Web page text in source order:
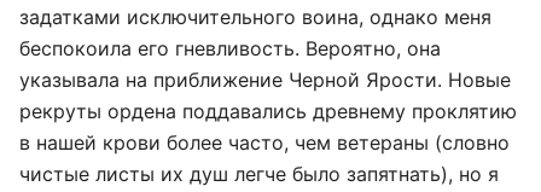
задатками исключительного воина, однако меня
беспокоила его гневливость. Вероятно, она
указывала на приближение Черной Ярости. Новые
рекруты ордена поддавались древнему проклятию
в нашей крови более часто, чем ветераны (словно
чистые листы их душ легче было запятнать), но я